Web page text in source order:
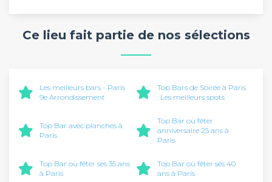
Ce lieu fait partie de nos sélections
Les meilleurs bars - Paris
9e Arrondissement
Top Bars de Soirée à Paris
: Les meilleurs spots
Top Bar avec planches à
Paris
Top Bar où fêter
anniversaire 25 ans à
Paris
Top Bar où fêter ses 35 ans
à Paris
Top Bar où fêter ses 40
ans à Paris